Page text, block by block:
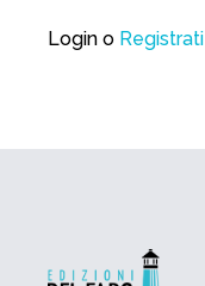
Login o Registrati